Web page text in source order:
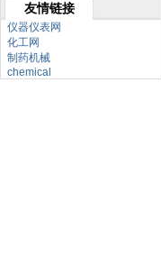
友情链接
仪器仪表网
化工网
制药机械
chemical